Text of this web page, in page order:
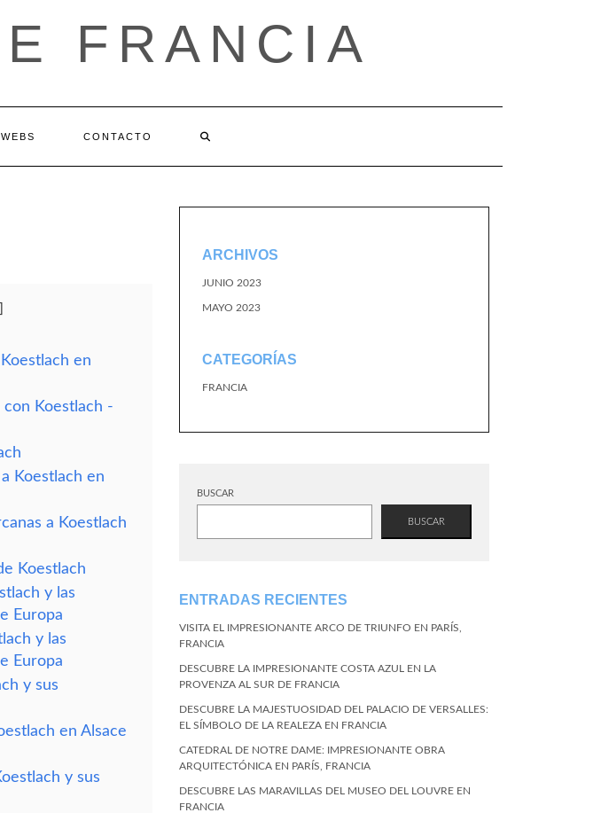
FRANCIA
CONTACTO
en
Koestlach -
Koestlach en
a Koestlach
Koestlach
y las
Europa
y las
Europa
y sus
en Alsace
y sus
ARCHIVOS
JUNIO 2023
MAYO 2023
CATEGORÍAS
FRANCIA
BUSCAR
BUSCAR
ENTRADAS RECIENTES
VISITA EL IMPRESIONANTE ARCO DE TRIUNFO EN PARÍS,
FRANCIA
DESCUBRE LA IMPRESIONANTE COSTA AZUL EN LA
PROVENZA AL SUR DE FRANCIA
DESCUBRE LA MAJESTUOSIDAD DEL PALACIO DE VERSALLES:
EL SÍMBOLO DE LA REALEZA EN FRANCIA
CATEDRAL DE NOTRE DAME: IMPRESIONANTE OBRA
ARQUITECTÓNICA EN PARÍS, FRANCIA
DESCUBRE LAS MARAVILLAS DEL MUSEO DEL LOUVRE EN
FRANCIA